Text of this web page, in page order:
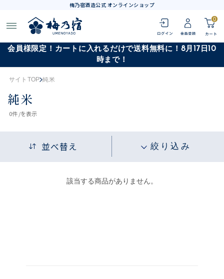
梅乃宿酒造公式 オンラインショップ
0
会員様限定！カートに入れるだけで送料無料に！8月17日10
時まで！
サイトTOP 純米
純米
0件 /を表示
並べ替え 絞り込み
該当する商品がありません。